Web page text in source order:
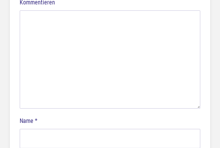
Kommentieren
Name *